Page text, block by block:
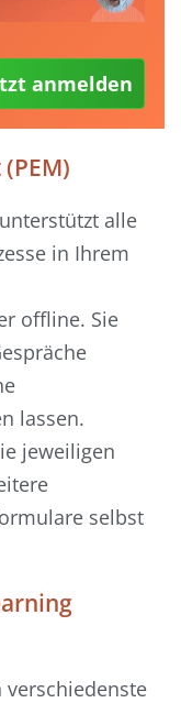
anmelden
alle
in Ihrem
offline. Sie
lassen.
jeweiligen
selbst
verschiedenste